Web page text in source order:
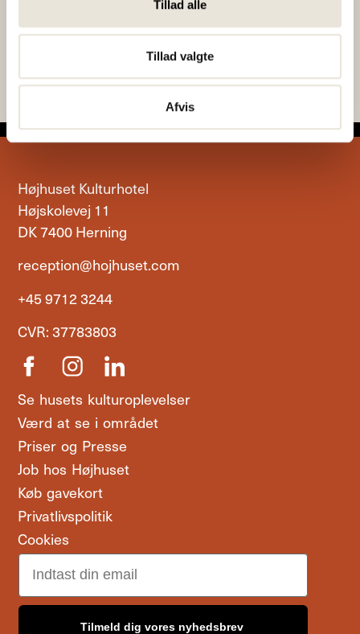
Tillad alle
Tillad valgte
Afvis
hver mandag og
onsdag
hver mandag og
onsdag
Højhuset Kulturhotel
Højskolevej 11
DK 7400 Herning
reception@hojhuset.com
+45 9712 3244
CVR: 37783803
Se husets kulturoplevelser
Værd at se i området
Priser og Presse
Job hos Højhuset
Køb gavekort
Privatlivspolitik
Cookies
Email
Tilmeld dig vores nyhedsbrev